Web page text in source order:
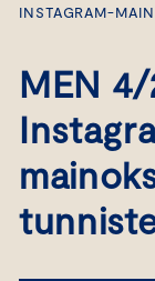
INSTAGRAM-
MEN 4/